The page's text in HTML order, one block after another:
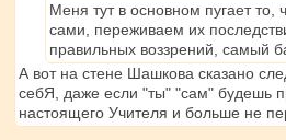
Меня тут в основном пугает то,
сами, переживаем их
правильных воззрений, самый
А вот на стене Шашкова сказано
себЯ, даже если "ты" "сам" будешь
настоящего Учителя и больше не